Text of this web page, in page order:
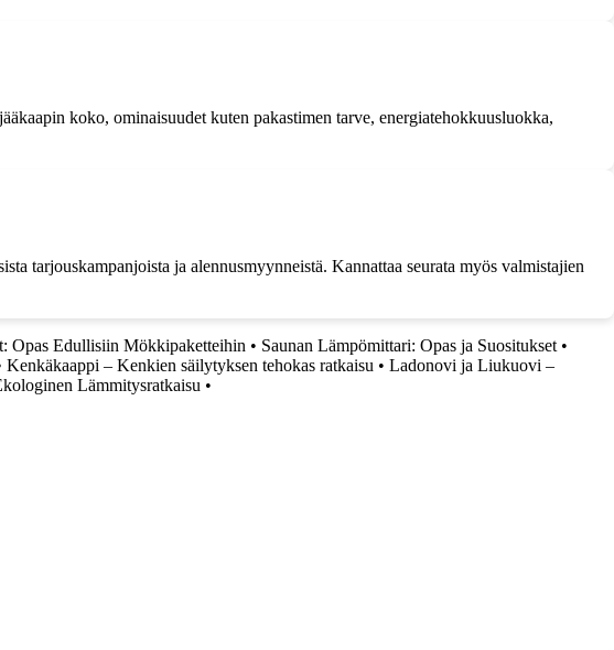
koko, ominaisuudet kuten pakastimen tarve, energiatehokkuusluokka,
tarjouskampanjoista ja alennusmyynneistä. Kannattaa seurata myös valmistajien
Opas Edullisiin Mökkipaketteihin • Saunan Lämpömittari: Opas ja Suositukset•
Kenkäkaappi – Kenkien säilytyksen tehokas ratkaisu • Ladonovi ja Liukuovi –
Lämmitysratkaisu •